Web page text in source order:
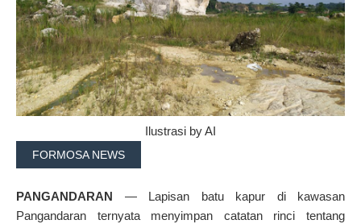
Ilustrasi by AI
FORMOSA NEWS
PANGANDARAN — Lapisan batu kapur di kawasan
Pangandaran ternyata menyimpan catatan rinci tentang